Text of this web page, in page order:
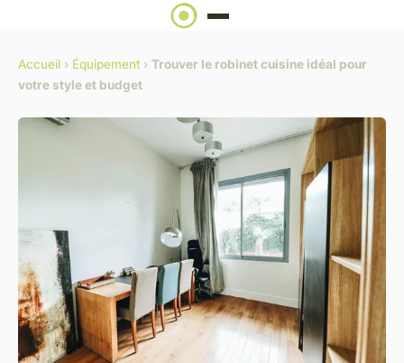
Accueil › Équipement › Trouver le robinet cuisine idéal pour
votre style et budget